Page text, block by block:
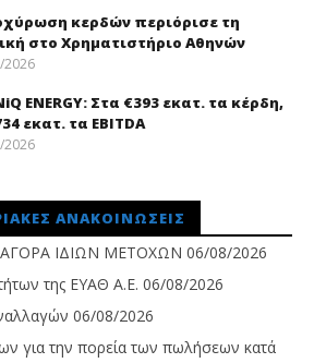
κερδών περιόρισε τη
στο Χρηματιστήριο Αθηνών
2026
ENERGY: Στα €393 εκατ. τα κέρδη,
εκατ. τα EBITDA
2026
ΑΝΑΚΟΙΝΏΣΕΙΣ
ΙΔΙΩΝ ΜΕΤΟΧΩΝ 06/08/2026
της ΕΥΑΘ Α.Ε. 06/08/2026
06/08/2026
για την πορεία των πωλήσεων κατά